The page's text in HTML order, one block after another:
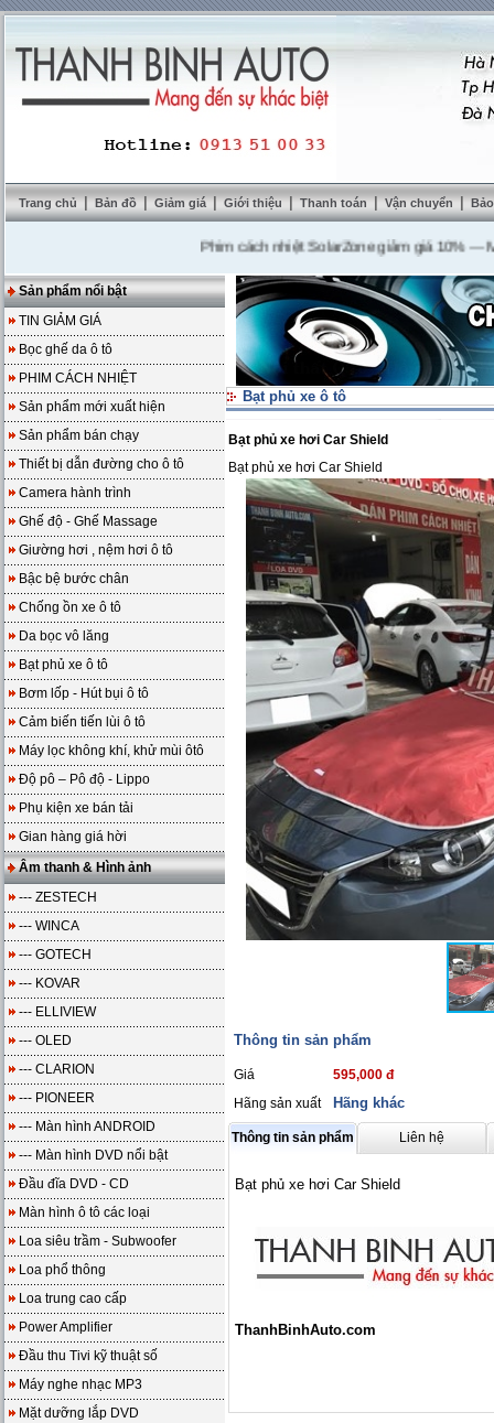
Trang chủ | Bản đồ | Giảm giá | Giới thiệu | Thanh toán | Vận chuyển |
Phim cách nhiệt SolarZone giảm giá 10%---Mua
Sản phẩm nổi bật
TIN GIẢM GIÁ
Bọc ghế da ô tô
PHIM CÁCH NHIỆT
Sản phẩm mới xuất hiện
Sản phẩm bán chạy
Thiết bị dẫn đường cho ô tô
Camera hành trình
Ghế độ - Ghế Massage
Giường hơi , nệm hơi ô tô
Bậc bệ bước chân
Chống ồn xe ô tô
Da bọc vô lăng
Bạt phủ xe ô tô
Bơm lốp - Hút bụi ô tô
Cảm biến tiến lùi ô tô
Máy lọc không khí, khử mùi ôtô
Độ pô – Pô độ - Lippo
Phụ kiện xe bán tải
Gian hàng giá hời
Âm thanh & Hình ảnh
--- ZESTECH
--- WINCA
--- GOTECH
--- KOVAR
--- ELLIVIEW
--- OLED
--- CLARION
--- PIONEER
--- Màn hình ANDROID
--- Màn hình DVD nổi bật
Đầu đĩa DVD - CD
Màn hình ô tô các loại
Loa siêu trầm - Subwoofer
Loa phổ thông
Loa trung cao cấp
Power Amplifier
Đầu thu Tivi kỹ thuật số
Máy nghe nhạc MP3
Mặt dưỡng lắp DVD
Bạt phủ xe ô tô
Bạt phủ xe hơi Car Shield
Bạt phủ xe hơi Car Shield
Thông tin sản phẩm
Giá
595,000 đ
Hãng sản xuất
Hãng khác
Thông tin sản phẩm Liên hệ
Bạt phủ xe hơi Car Shield
ThanhBinhAuto.com